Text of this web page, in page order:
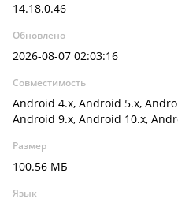
14.18.0.46
Обновлено
2026-08-07 02:03:16
Совместимость
Android 4.x, Android 5.x,
Android 9.x, Android 10.x,
Размер
100.56 МБ
Язык